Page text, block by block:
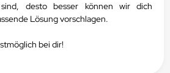
desto besser können wir dich
Lösung vorschlagen.
bei dir!